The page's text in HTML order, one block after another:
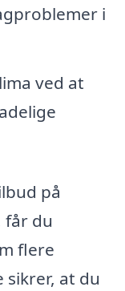
i
ved at
på
får du
flere
sikrer, at du